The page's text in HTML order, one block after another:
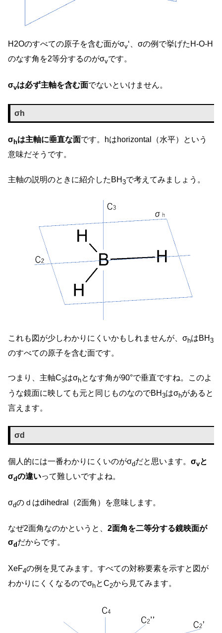
H2Oのすべての原子を含む面がσv‘、σの例で挙げたH-O-H
のなす角を2等分するのがσvです。
σvは必ず主軸を含む面でないといけません。
σh
σhは主軸に垂直な面です。hはhorizontal（水平）という
意味だそうです。
主軸の説明のときに紹介したBH 3で考えてみましょう。
これも図が少しわかりにくいかもしれませんが、σhはBH 3
のすべての原子を含む面です。
つまり、主軸C3はσhとなす角が90°で垂直ですね。このよ
うな鏡面に映しても元と同じものなのでBH 3はσhがあると
言えます。
σd
個人的には一番わかりにくいのがσdだと思います。 σvと
σdの違いって難しいですよね。
σdのｄはdihedral（2面角）を意味します。
なぜ2面角なのかというと、 2面角を二等分する鏡映面が
σd だからです。
XeF4の例を見てみます。すべての対称要素を示すと図が
わかりにくくなるのでσhとC2から見てみます。